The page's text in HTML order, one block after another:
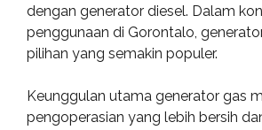
dengan generator diesel. Dalam
penggunaan di Gorontalo,
pilihan yang semakin populer.
Keunggulan utama generator gas
pengoperasian yang lebih bersih